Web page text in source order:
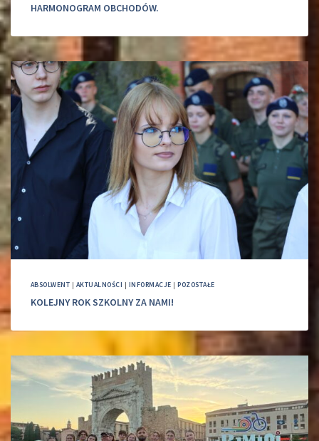
HARMONOGRAM OBCHODÓW.
ABSOLWENT | AKTUALNOŚCI | INFORMACJE |POZOSTAŁE
KOLEJNY ROK SZKOLNY ZA NAMI!